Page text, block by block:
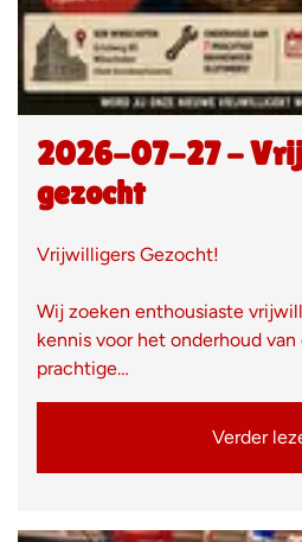
2026-07-27 -
gezocht
Vrijwilligers Gezocht!
Wij zoeken enthousiaste
kennis voor het onderhoud van
prachtige…
Verder